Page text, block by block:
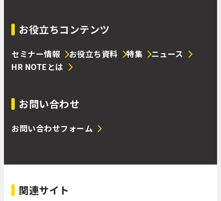
お役立ちコンテンツ
セミナー情報 お役立ち資料 特集
ニュース
HR NOTEとは
お問い合わせ
お問い合わせフォーム
関連サイト